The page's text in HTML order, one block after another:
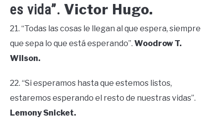
es vida”. Victor Hugo.
21. “Todas las cosas le llegan al que espera, siempre
que sepa lo que está esperando”. Woodrow T.
Wilson.
22. “Si esperamos hasta que estemos listos,
estaremos esperando el resto de nuestras vidas”.
Lemony Snicket.